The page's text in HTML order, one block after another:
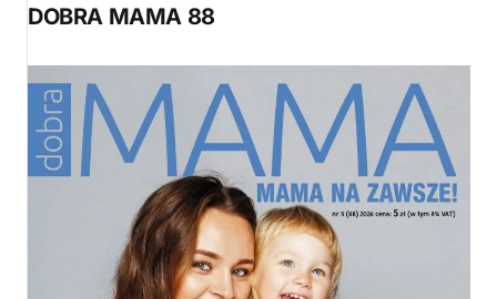
DOBRA MAMA 88